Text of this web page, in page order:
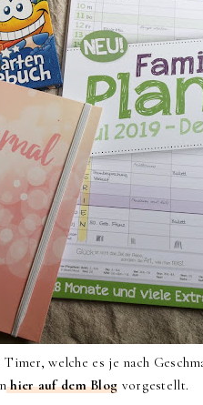
welche es je nach
hier auf dem Blog vorgestellt.